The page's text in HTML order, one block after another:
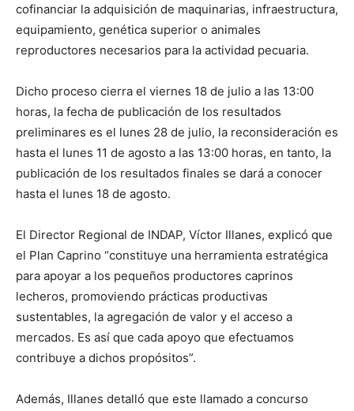
cofinanciar la adquisición de maquinarias, infraestructura,
equipamiento, genética superior o animales
reproductores necesarios para la actividad pecuaria.
Dicho proceso cierra el viernes 18 de julio a las 13:00
horas, la fecha de publicación de los resultados
preliminares es el lunes 28 de julio, la reconsideración es
hasta el lunes 11 de agosto a las 13:00 horas, en tanto, la
publicación de los resultados finales se dará a conocer
hasta el lunes 18 de agosto.
El Director Regional de INDAP, Víctor Illanes, explicó que
el Plan Caprino “constituye una herramienta estratégica
para apoyar a los pequeños productores caprinos
lecheros, promoviendo prácticas productivas
sustentables, la agregación de valor y el acceso a
mercados. Es así que cada apoyo que efectuamos
contribuye a dichos propósitos”.
Además, Illanes detalló que este llamado a concurso